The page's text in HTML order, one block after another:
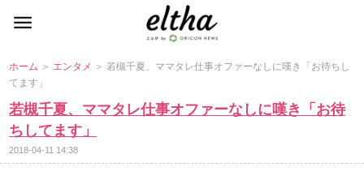
ホーム ＞ エンタメ ＞ 若槻千夏、ママタレ仕事オファーなしに嘆き「お待ちし
てます」
若槻千夏、ママタレ仕事オファーなしに嘆き「お待
ちしてます」
2018-04-11 14:38